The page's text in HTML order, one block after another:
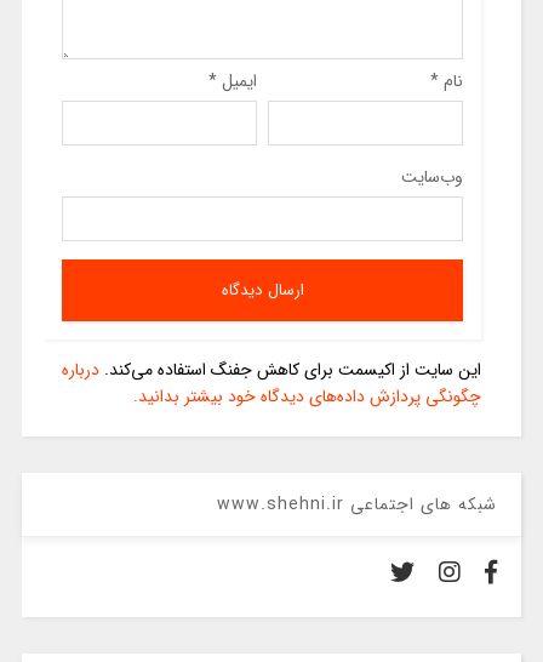
نام* ایمیل*
وب‌سایت
این سایت از اکیسمت برای کاهش جفنگ استفاده می‌کند. درباره
چگونگی پردازش داده‌های دیدگاه خود بیشتر بدانید.
شبکه های اجتماعی www.shehni.ir